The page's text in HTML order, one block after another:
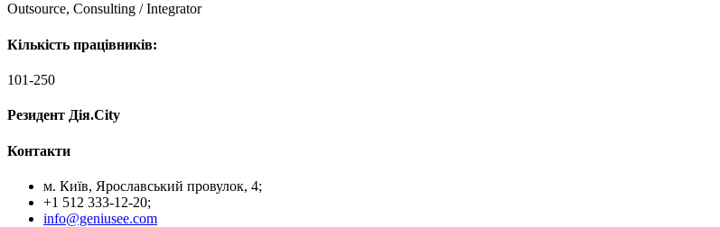
Outsource, Consulting / Integrator
Кількість працівників:
101-250
Резидент Дія.City
Контакти
м. Київ, Ярославський провулок, 4;
+1 512 333-12-20;
info@geniusee.com